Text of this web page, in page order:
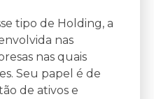
tipo de Holding, a
nas
nas quais
Seu papel é de
de ativos e